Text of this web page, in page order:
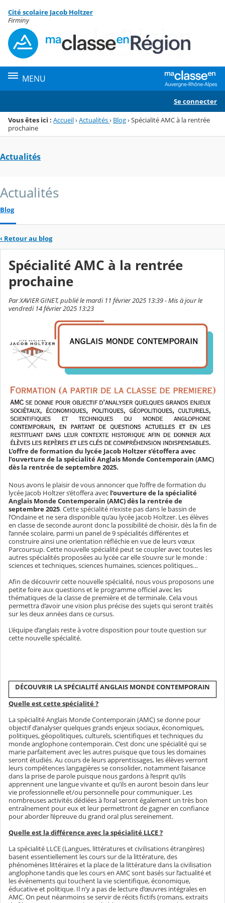
Menu de la rubrique
Contenu
Cité scolaire Jacob Holtzer
Firminy
MENU
Se connecter
Vous êtes ici : Accueil›Actualités› Blog›Spécialité AMC à la rentrée
prochaine
Actualités
Actualités
Blog
‹ Retour au blog
Spécialité AMC à la rentrée
prochaine
Par XAVIER GINET, publié le mardi 11 février 2025 13:39 - Mis à jour le
vendredi 14 février 2025 13:23
L’offre de formation du lycée Jacob Holtzer s’étoffera avec
l’ouverture de la spécialité Anglais Monde Contemporain (AMC)
dès la rentrée de septembre 2025.
Nous avons le plaisir de vous annoncer que l’offre de formation du
lycée Jacob Holtzer s’étoffera avec l’ouverture de la spécialité
Anglais Monde Contemporain (AMC) dès la rentrée de
septembre 2025. Cette spécialité n’existe pas dans le bassin de
l’Ondaine et ne sera disponible qu’au lycée jacob Holtzer. Les élèves
en classe de seconde auront donc la possibilité de choisir, dès la fin de
l’année scolaire, parmi un panel de 9 spécialités différentes et
construire ainsi une orientation réfléchie en vue de leurs vœux
Parcoursup. Cette nouvelle spécialité peut se coupler avec toutes les
autres spécialités proposées au lycée car elle s’ouvre sur le monde :
sciences et techniques, sciences humaines, sciences politiques…
Afin de découvrir cette nouvelle spécialité, nous vous proposons une
petite foire aux questions et le programme officiel avec les
thématiques de la classe de première et de terminale. Cela vous
permettra d’avoir une vision plus précise des sujets qui seront traités
sur les deux années dans ce cursus.
L’équipe d’anglais reste à votre disposition pour toute question sur
cette nouvelle spécialité.
DÉCOUVRIR LA SPÉCIALITÉ ANGLAIS MONDE CONTEMPORAIN
Quelle est cette spécialité ?
La spécialité Anglais Monde Contemporain (AMC) se donne pour
objectif d’analyser quelques grands enjeux sociaux, économiques,
politiques, géopolitiques, culturels, scientifiques et techniques du
monde anglophone contemporain. C’est donc une spécialité qui se
marie parfaitement avec les autres puisque que tous les domaines
seront étudiés. Au cours de leurs apprentissages, les élèves verront
leurs compétences langagières se consolider, notamment l’aisance
dans la prise de parole puisque nous gardons à l’esprit qu’ils
apprennent une langue vivante et qu’ils en auront besoin dans leur
vie professionnelle et/ou personnelle pour communiquer. Les
nombreuses activités dédiées à l’oral seront également un très bon
entraînement pour eux et leur permettront de gagner en confiance
pour aborder l’épreuve du grand oral plus sereinement.
Quelle est la différence avec la spécialité LLCE ?
La spécialité LLCE (Langues, littératures et civilisations étrangères)
basent essentiellement les cours sur de la littérature, des
phénomènes littéraires et la place de la littérature dans la civilisation
anglophone tandis que les cours en AMC sont basés sur l’actualité et
les événements qui touchent la vie scientifique, économique,
éducative et politique. Il n’y a pas de lecture d’œuvres intégrales en
AMC. On peut néanmoins se servir de récits fictifs (romans, extraits